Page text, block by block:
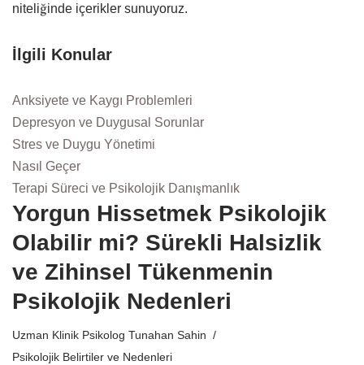
niteliğinde içerikler sunuyoruz.
İlgili Konular
Anksiyete ve Kaygı Problemleri
Depresyon ve Duygusal Sorunlar
Stres ve Duygu Yönetimi
Nasıl Geçer
Terapi Süreci ve Psikolojik Danışmanlık
Yorgun Hissetmek Psikolojik
Olabilir mi? Sürekli Halsizlik
ve Zihinsel Tükenmenin
Psikolojik Nedenleri
Uzman Klinik Psikolog Tunahan Sahin
Psikolojik Belirtiler ve Nedenleri